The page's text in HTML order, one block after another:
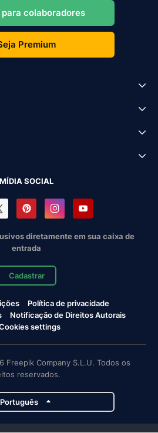
colaboradores
Premium
MÍDIA SOCIAL
diretamente em sua caixa de
entrada
Cadastrar
Política de privacidade
Notificação de Direitos Autorais
settings
Company S.L.U. Todos os
reservados.
Português